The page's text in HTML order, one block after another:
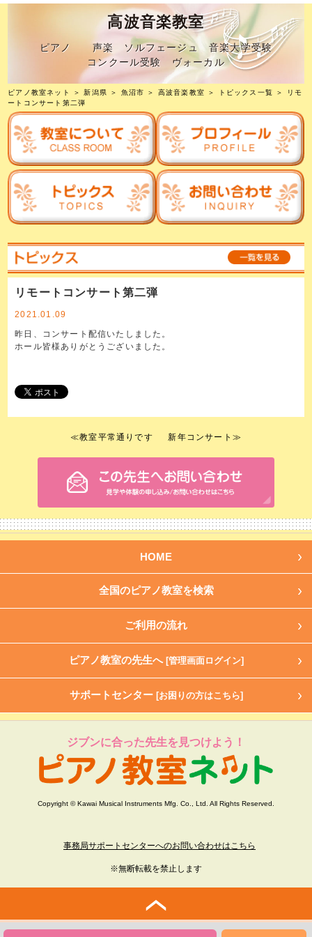
高波音楽教室
ピアノ 声楽 ソルフェージュ 音楽大学受験
コンクール受験 ヴォーカル
ピアノ教室ネット ＞新潟県 ＞ 魚沼市 ＞ 高波音楽教室 ＞ トピックス一覧 ＞ リモ
ートコンサート第二弾
リモートコンサート第二弾
2021.01.09
昨日、コンサート配信いたしました。
ホール皆様ありがとうございました。
≪教室平常通りです 新年コンサート ≫
HOME
全国のピアノ教室を検索
ご利用の流れ
ピアノ教室の先生へ [管理画面ログイン]
サポートセンター [お困りの方はこちら]
ジブンに合った先生を見つけよう！
Copyright © Kawai Musical Instruments Mfg. Co., Ltd. All Rights Reserved.
事務局サポートセンターへのお問い合わせはこちら
※無断転載を禁止します